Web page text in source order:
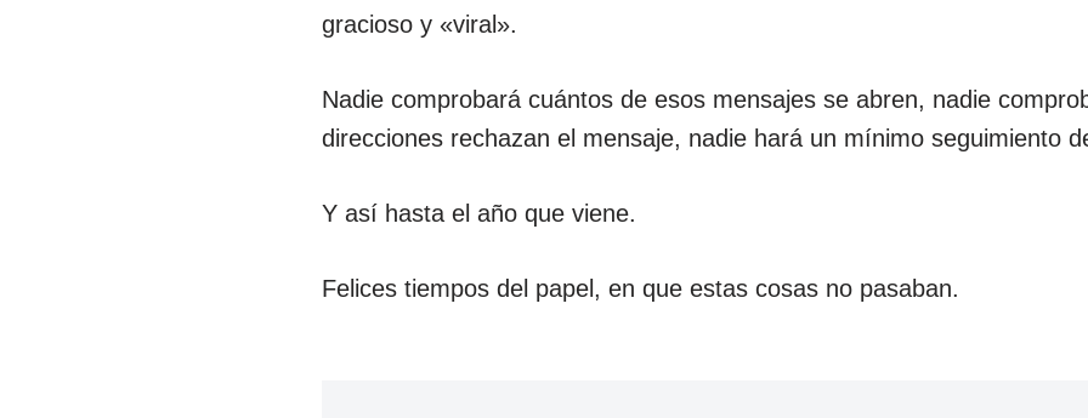
gracioso y «viral».
Nadie comprobará cuántos de esos mensajes se abren, nadie
direcciones rechazan el mensaje, nadie hará un mínimo seguimiento
Y así hasta el año que viene.
Felices tiempos del papel, en que estas cosas no pasaban.